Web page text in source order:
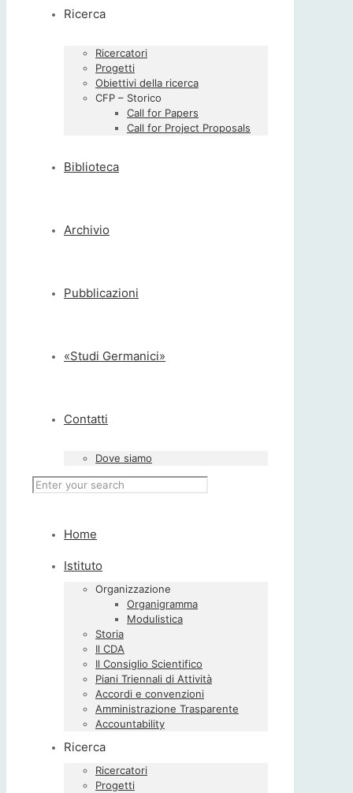
Ricerca
Ricercatori
Progetti
Obiettivi della ricerca
CFP – Storico
Call for Papers
Call for Project Proposals
Biblioteca
Archivio
Pubblicazioni
«Studi Germanici»
Contatti
Dove siamo
Home
Istituto
Organizzazione
Organigramma
Modulistica
Storia
Il CDA
Il Consiglio Scientifico
Piani Triennali di Attività
Accordi e convenzioni
Amministrazione Trasparente
Accountability
Ricerca
Ricercatori
Progetti